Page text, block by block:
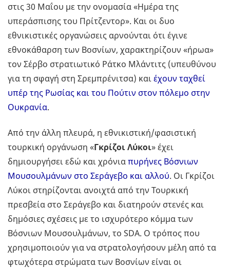
στις 30 Μαΐου με την ονομασία «Ημέρα της
υπεράσπισης του Πρίτζεντορ». Και οι δυο
εθνικιστικές οργανώσεις αρνούνται ότι έγινε
εθνοκάθαρση των Βοσνίων, χαρακτηρίζουν «ήρωα»
τον Σέρβο στρατιωτικό Ράτκο Μλάντιτς (υπευθύνου
για τη σφαγή στη Σρεμπρένιτσα) καιέχουν ταχθεί
υπέρ της Ρωσίας και του Πούτιν στον πόλεμο στην
Ουκρανία.
Από την άλλη πλευρά, η εθνικιστική/φασιστική
τουρκική οργάνωση «Γκρίζοι Λύκοι» έχει
δημιουργήσει εδώ και χρόνιαπυρήνες Βόσνιων
Μουσουλμάνων στο Σεράγεβο και αλλού. Οι Γκρίζοι
Λύκοι στηρίζονται ανοιχτά από την Τουρκική
πρεσβεία στο Σεράγεβο και διατηρούν στενές και
δημόσιες σχέσεις με το ισχυρότερο κόμμα των
Βόσνιων Μουσουλμάνων, το SDA. Ο τρόπος που
χρησιμοποιούν για να στρατολογήσουν μέλη από τα
φτωχότερα στρώματα των Βοσνίων είναι οι